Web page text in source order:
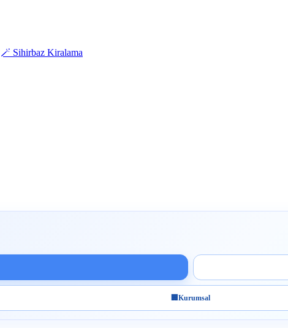
🪄 Sihirbaz Kiralama
🏢 Kurumsal